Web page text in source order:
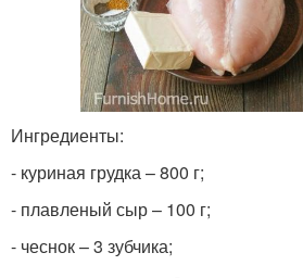
Ингредиенты:
- куриная грудка – 800 г;
- плавленый сыр – 100 г;
- чеснок – 3 зубчика;